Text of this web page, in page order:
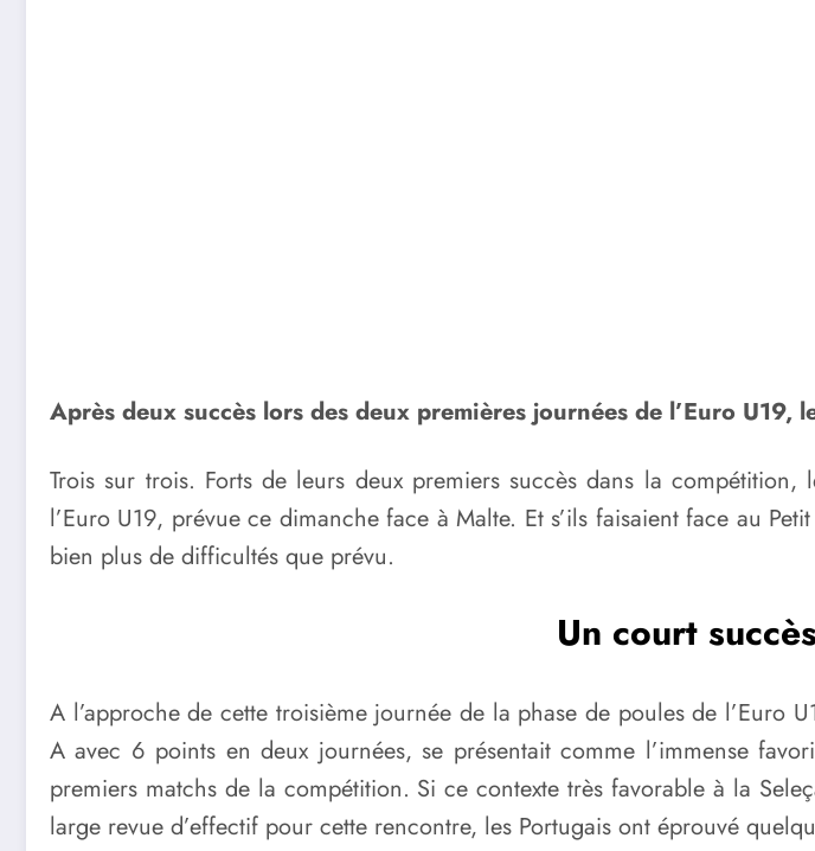
Après deux succès lors des deux premières journées de l’Euro
Trois sur trois. Forts de leurs deux premiers succès dans la
l’Euro U19, prévue ce dimanche face à Malte. Et s’ils faisaient face au
bien plus de difficultés que prévu.
Un court
A l’approche de cette troisième journée de la phase de poules de l’Euro
A avec 6 points en deux journées, se présentait comme l’immense
premiers matchs de la compétition. Si ce contexte très favorable à la
large revue d’effectif pour cette rencontre, les Portugais ont éprouvé